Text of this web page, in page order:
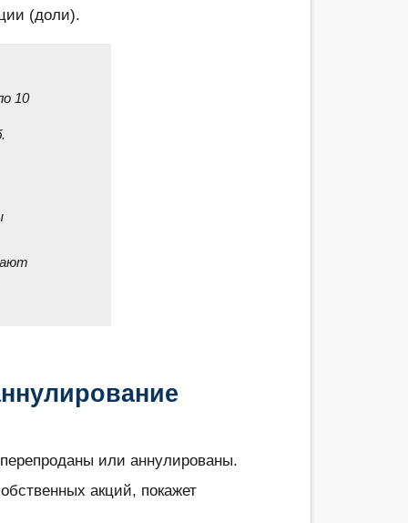
(доли).
10
или аннулированы.
акций, покажет